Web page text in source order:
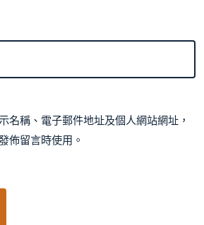
名稱、電子郵件地址及個人網站網址，
佈留言時使用。